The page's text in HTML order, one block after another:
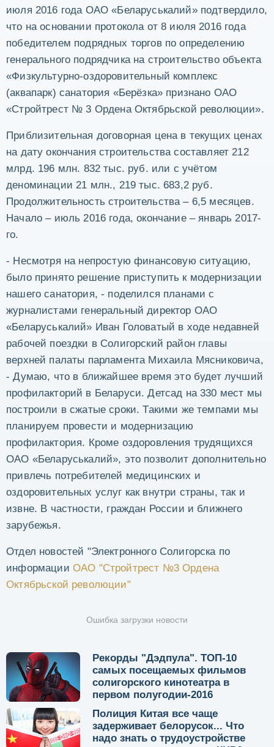
июля 2016 года ОАО «Беларуськалий» подтвердило,
что на основании протокола от 8 июля 2016 года
победителем подрядных торгов по определению
генерального подрядчика на строительство объекта
«Физкультурно-оздоровительный комплекс
(аквапарк) санатория «Берёзка» признано ОАО
«Стройтрест № 3 Ордена Октябрьской революции».
Приблизительная договорная цена в текущих ценах
на дату окончания строительства составляет 212
млрд. 196 млн. 832 тыс. руб. или с учётом
деноминации 21 млн., 219 тыс. 683,2 руб.
Продолжительность строительства – 6,5 месяцев.
Начало – июль 2016 года, окончание – январь 2017-
го.
- Несмотря на непростую финансовую ситуацию,
было принято решение приступить к модернизации
нашего санатория, - поделился планами с
журналистами генеральный директор ОАО
«Беларуськалий» Иван Головатый в ходе недавней
рабочей поездки в Солигорский район главы
верхней палаты парламента Михаила Мясниковича,
- Думаю, что в ближайшее время это будет лучший
профилакторий в Беларуси. Детсад на 330 мест мы
построили в сжатые сроки. Такими же темпами мы
планируем провести и модернизацию
профилактория. Кроме оздоровления трудящихся
ОАО «Беларуськалий», это позволит дополнительно
привлечь потребителей медицинских и
оздоровительных услуг как внутри страны, так и
извне. В частности, граждан России и ближнего
зарубежья.
Отдел новостей "Электронного Солигорска по
информации ОАО "Стройтрест №3 Ордена
Октябрьской революции"
Ошибка загрузки новости
Рекорды "Дэдпула". ТОП-10
самых посещаемых фильмов
солигорского кинотеатра в
первом полугодии-2016
Полиция Китая все чаще
задерживает белорусок... Что
надо знать о трудоустройстве